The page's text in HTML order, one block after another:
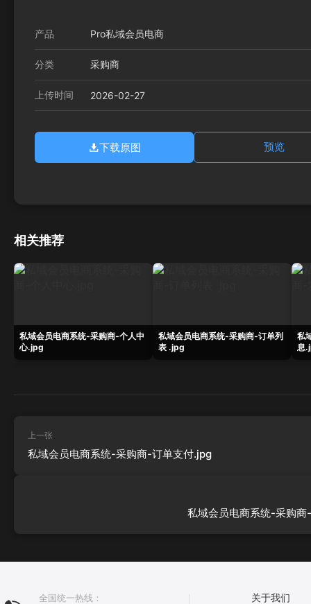
产品 Pro私域会员电商
分类 采购商
上传时间 2026-02-27
下载原图 预览
相关推荐
私域会员电商系统-采购商-个人中
心.jpg
私域会员电商系统-采购商-订单列
表 .jpg
私
息
上一张
私域会员电商系统-采购商-订单支付.jpg
私域会员电商系统-采购
全国统一热线： 关于我们